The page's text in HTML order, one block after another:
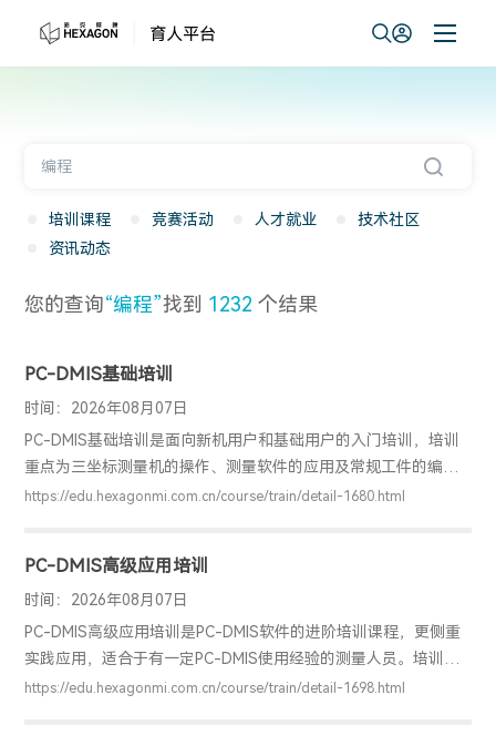
培训课程 竞赛活动 人才就业
技术社区
资讯动态
您的查询“编程”找到 1232 个结果
PC-DMIS基础培训
时间：2026年08月07日
PC-DMIS基础培训是面向新机用户和基础用户的入门培训，培训
重点为三坐标测量机的操作、测量软件的应用及常规工件的编程
检测。通过该培训，用户可以掌握PC-DMIS软件的基础应用，明
https://edu.hexagonmi.com.cn/course/train/detail-1680.html
PC-DMIS高级应用培训
时间：2026年08月07日
PC-DMIS高级应用培训是PC-DMIS软件的进阶培训课程，更侧重
实践应用，适合于有一定PC-DMIS使用经验的测量人员。培训重
点为测针校验原理与扩展应用、编程效率提升功能应用、坐标系
https://edu.hexagonmi.com.cn/course/train/detail-1698.html